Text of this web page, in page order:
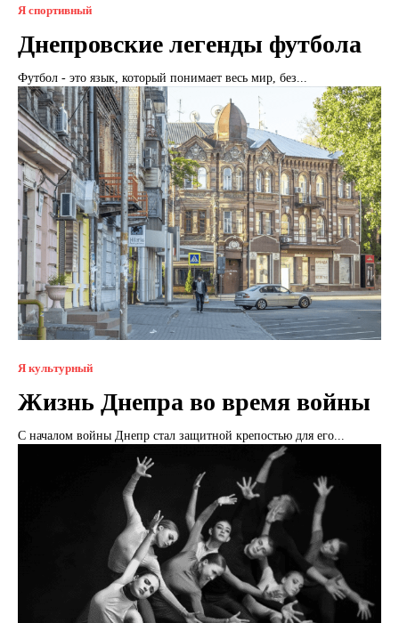
Я спортивный
Днепровские легенды футбола
Футбол - это язык, который понимает весь мир, без...
Я культурный
Жизнь Днепра во время войны
С началом войны Днепр стал защитной крепостью для его...